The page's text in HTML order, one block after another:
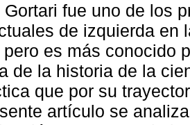
Gortari fue uno de los
de izquierda en
pero es más conocido
de la historia de la
que por su
artículo se